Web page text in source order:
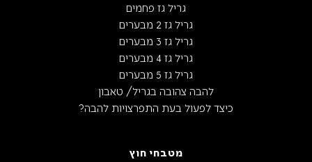
גריל גז פחמים
גריל גז 2 מבערים
גריל גז 3 מבערים
גריל גז 4 מבערים
גריל גז 5 מבערים
להבה צהובה בגריל/ טאבון
כיצד לפעול בעת התפרצויות להבה?
מטבחי חוץ